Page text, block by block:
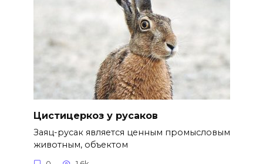
Цистицеркоз у русаков
Заяц-русак является ценным промысловым
животным, объектом